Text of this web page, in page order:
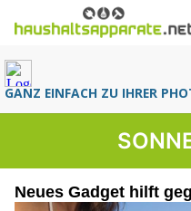
Neues Gadget hilft